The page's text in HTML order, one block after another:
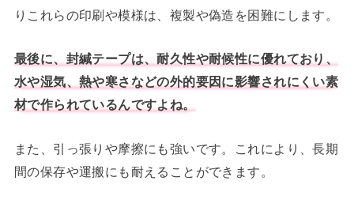
りこれらの印刷や模様は、複製や偽造を困難にします。
最後に、封緘テープは、耐久性や耐候性に優れており、
水や湿気、熱や寒さなどの外的要因に影響されにくい素
材で作られているんですよね。
また、引っ張りや摩擦にも強いです。これにより、長期
間の保存や運搬にも耐えることができます。